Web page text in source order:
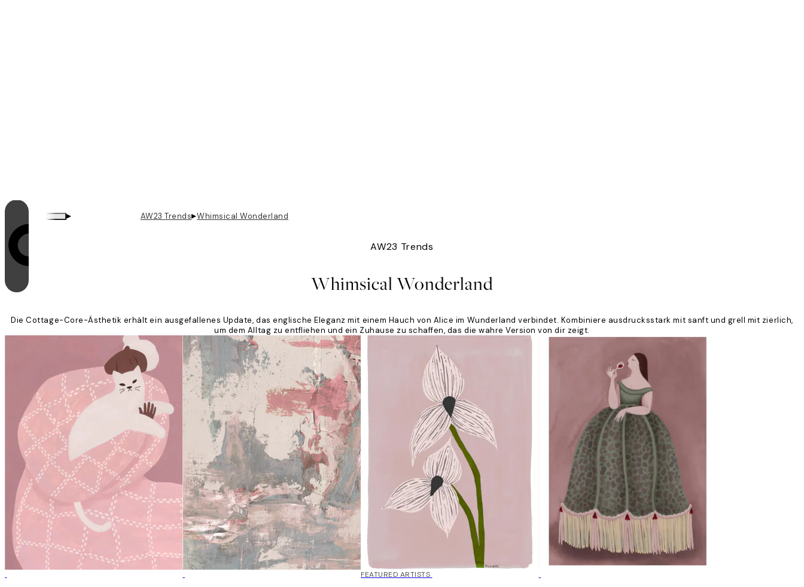
▸ AW23 Trends▸Whimsical Wonderland
AW23 Trends
Whimsical Wonderland
Die Cottage-Core-Ästhetik erhält ein ausgefallenes Update, das englische Eleganz mit einem Hauch von Alice im Wunderland verbindet. Kombiniere ausdrucksstark mit sanft und grell mit zierlich,
um dem Alltag zu entfliehen und ein Zuhause zu schaffen, das die wahre Version von dir zeigt.
40%*
FEATURED ARTISTS